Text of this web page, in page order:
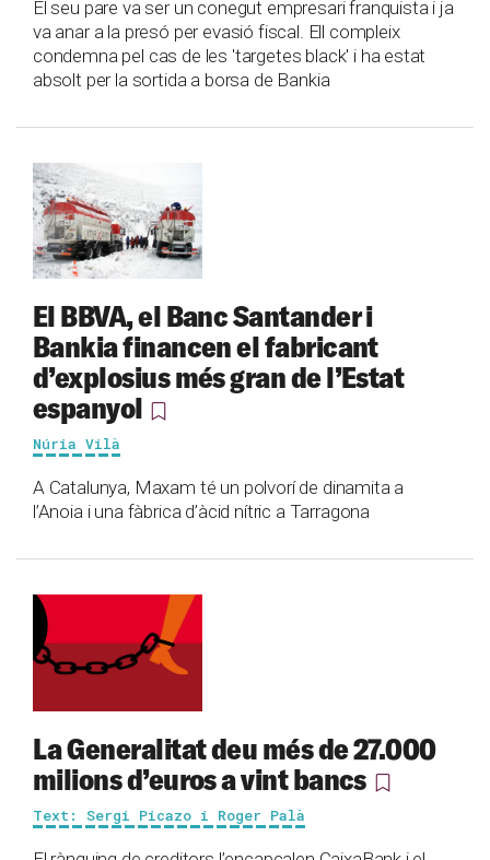
El seu pare va ser un conegut empresari franquista i ja
va anar a la presó per evasió fiscal. Ell compleix
condemna pel cas de les 'targetes black' i ha estat
absolt per la sortida a borsa de Bankia
El BBVA, el Banc Santander i
Bankia financen el fabricant
d’explosius més gran de l’Estat
espanyol
Núria Vilà
A Catalunya, Maxam té un polvorí de dinamita a
l’Anoia i una fàbrica d’àcid nítric a Tarragona
La Generalitat deu més de 27.000
milions d’euros a vint bancs
Text: Sergi Picazo i Roger Palà